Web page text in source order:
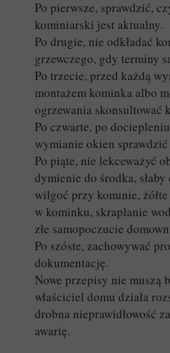
Po pierwsze, sprawdzić,
kominiarski jest aktualny.
Po drugie, nie odkładać
grzewczego, gdy terminy
Po trzecie, przed każdą
montażem kominka albo
ogrzewania skonsultować
Po czwarte, po
wymianie okien
Po piąte, nie lekceważyć
dymienie do środka,
wilgoć przy kominie,
w kominku, skraplanie
złe samopoczucie
Po szóste, zachowywać
dokumentację.
Nowe przepisy nie muszą
właściciel domu działa
drobna nieprawidłowość
awarię.